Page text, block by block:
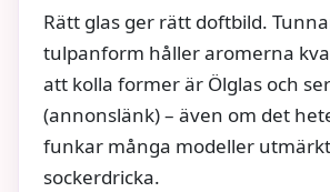
Rätt glas ger rätt doftbild.
tulpanform håller aromerna
att kolla former är Ölglas och
(annonslänk) – även om det
funkar många modeller
sockerdricka.